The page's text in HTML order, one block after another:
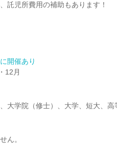
託児所費用の補助もあります！
開催あり
12月
大学院（修士）、大学、短大、高
ん。